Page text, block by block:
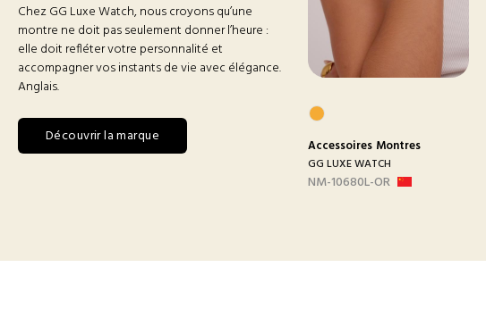
Chez GG Luxe Watch, nous croyons qu’une
montre ne doit pas seulement donner l’heure :
elle doit refléter votre personnalité et
accompagner vos instants de vie avec élégance.
Anglais.
Découvrir la marque
Montres Accessoires Accessoires Montres
GG LUXE WATCH
NM-10680L-OR